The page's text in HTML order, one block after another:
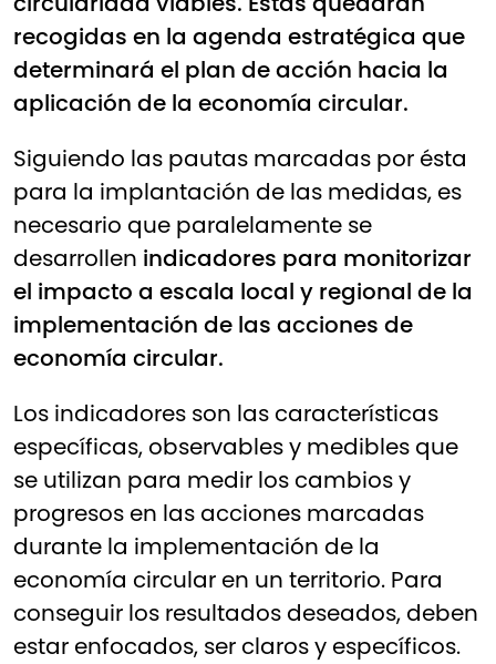
recogidas en la agenda estratégica que
determinará el plan de acción hacia la
aplicación de la economía circular.
Siguiendo las pautas marcadas por ésta
para la implantación de las medidas, es
necesario que paralelamente se
desarrollen indicadores para monitorizar
el impacto a escala local y regional de la
implementación de las acciones de
economía circular.
Los indicadores son las características
específicas, observables y medibles que
se utilizan para medir los cambios y
progresos en las acciones marcadas
durante la implementación de la
economía circular en un territorio. Para
conseguir los resultados deseados, deben
estar enfocados, ser claros y específicos.